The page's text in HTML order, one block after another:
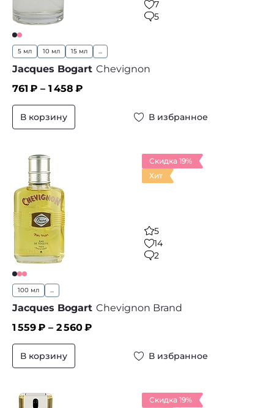
7
5
5 мл 10 мл 15 мл ...
Jacques Bogart Chevignon
761 ₽ – 1 458 ₽
В корзину В избранное
Скидка 19%
Хит
5
14
2
100 мл ...
Jacques Bogart Chevignon Brand
1 559₽ – 2 560₽
В корзину В избранное
Скидка 19%